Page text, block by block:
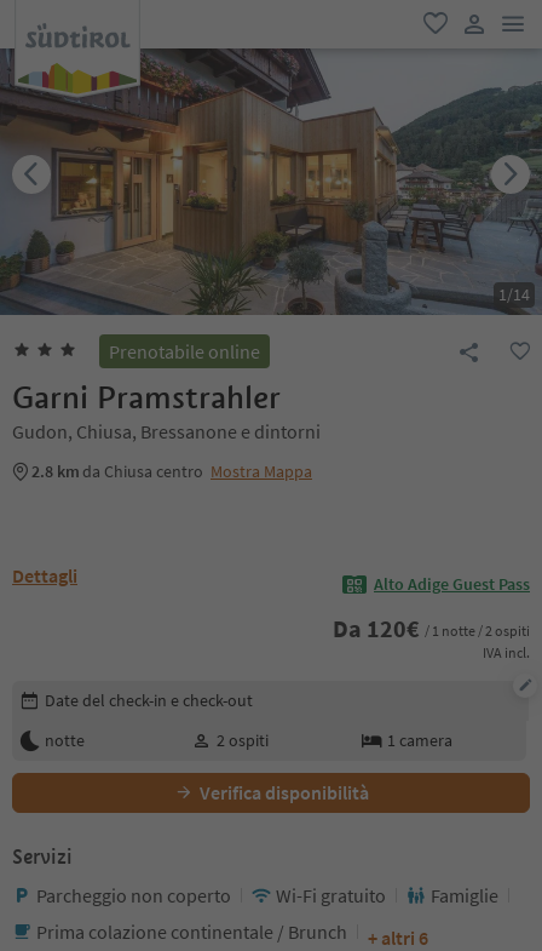
favoriti
user link
1/14
Prenotabile online
Garni Pramstrahler
Gudon, Chiusa, Bressanone e dintorni
2.8 km da Chiusa centro Mostra Mappa
Dettagli Alto Adige Guest Pass
Da 120€ / 1 notte / 2 ospiti
IVA incl.
Modifica i dettagli della prenotazione
Date del check-in e check-out
notte
2 ospiti 1 camera
Verifica disponibilità
Servizi
Parcheggio non coperto Wi-Fi gratuito
Famiglie
Prima colazione continentale / Brunch
+ altri 6